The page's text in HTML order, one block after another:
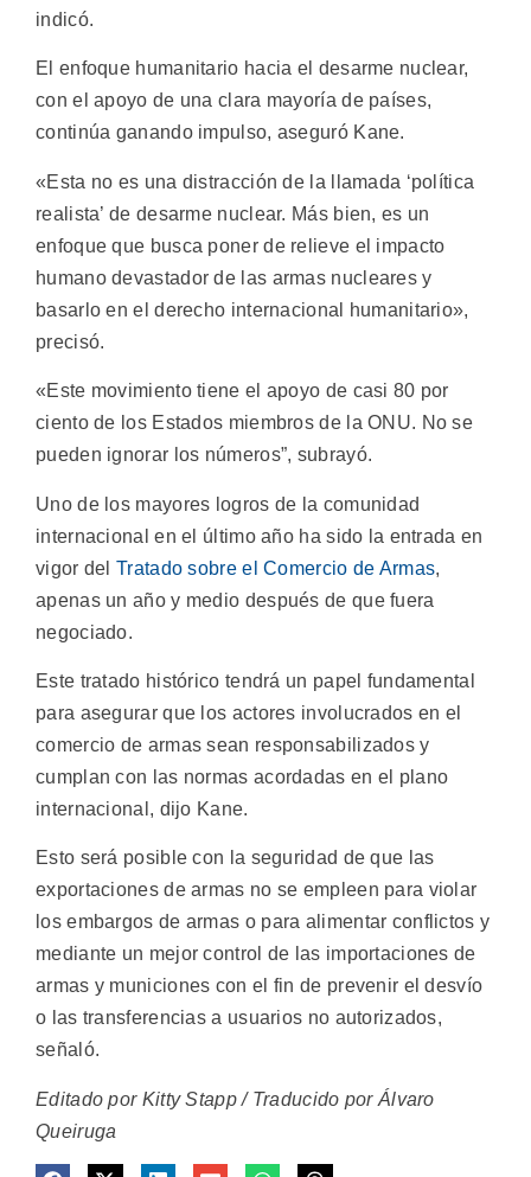
indicó.
El enfoque humanitario hacia el desarme nuclear,
con el apoyo de una clara mayoría de países,
continúa ganando impulso, aseguró Kane.
«Esta no es una distracción de la llamada ‘política
realista’ de desarme nuclear. Más bien, es un
enfoque que busca poner de relieve el impacto
humano devastador de las armas nucleares y
basarlo en el derecho internacional humanitario»,
precisó.
«Este movimiento tiene el apoyo de casi 80 por
ciento de los Estados miembros de la ONU. No se
pueden ignorar los números”, subrayó.
Uno de los mayores logros de la comunidad
internacional en el último año ha sido la entrada en
vigor del Tratado sobre el Comercio de Armas,
apenas un año y medio después de que fuera
negociado.
Este tratado histórico tendrá un papel fundamental
para asegurar que los actores involucrados en el
comercio de armas sean responsabilizados y
cumplan con las normas acordadas en el plano
internacional, dijo Kane.
Esto será posible con la seguridad de que las
exportaciones de armas no se empleen para violar
los embargos de armas o para alimentar conflictos y
mediante un mejor control de las importaciones de
armas y municiones con el fin de prevenir el desvío
o las transferencias a usuarios no autorizados,
señaló.
Editado por Kitty Stapp / Traducido por Álvaro
Queiruga